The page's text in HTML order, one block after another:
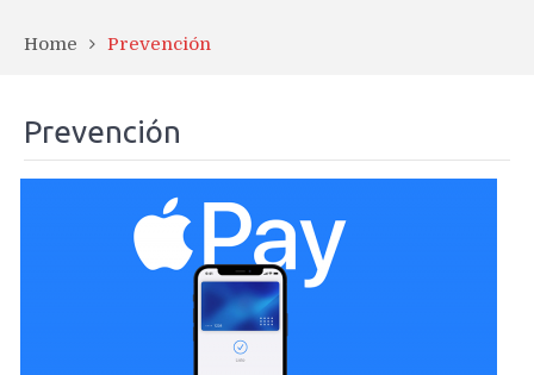
Home Prevención
Prevención